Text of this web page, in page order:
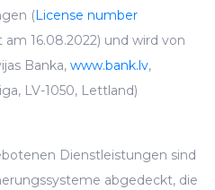
(License number
am 16.08.2022) und wird von
Banka, www.bank.lv,
LV-1050, Lettland)
Dienstleistungen sind
abgedeckt, die